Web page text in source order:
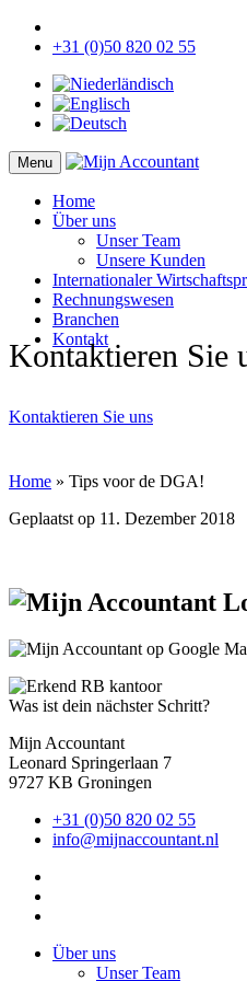
+31 (0)50 820 02 55
Menu
Home
Über uns
Unser Team
Unsere Kunden
Internationaler
Rechnungswesen
Branchen
Kontakt
Kontaktieren Sie
Kontaktieren Sie uns
Home » Tips voor de DGA!
Geplaatst op 11. Dezember 2018
Was ist dein nächster Schritt?
Mijn Accountant
Leonard Springerlaan 7
9727 KB Groningen
+31 (0)50 820 02 55
info@mijnaccountant.nl
Über uns
Unser Team